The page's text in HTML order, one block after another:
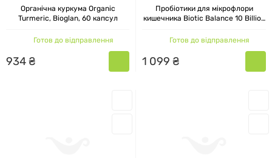
Органічна куркума Organic
Turmeric, Bioglan, 60 капсул
Готов до відправлення
934₴
Пробіотики для мікрофлори
кишечника Biotic Balance 10 Billion
Готов до відправлення
1 099 ₴